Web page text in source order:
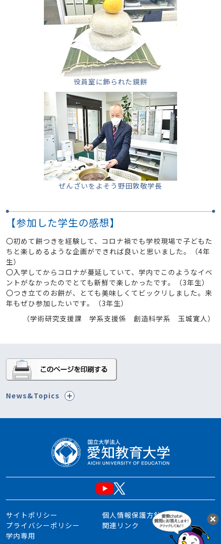
役員室に飾られた鏡餅
ぜんざいをよそう野田敦敬学長
【参加した学生の感想】
〇初めて餅つきを経験して、コロナ禍でも学校現場で子どもた
ちと楽しめるような企画ができれば良いと思いました。（4年
生）
〇入学してからコロナが蔓延していて、学内でこのようなイベ
ントがなかったのでとても新鮮で楽しかったです。（3年生）
〇つき立てのお餅が、とても美味しくてビックリしました。来
年もぜひ参加したいです。（3年生）
（学術研究支援課 学系支援係 創造科学系 玉城寛人）
News&Topics
サイトポリシー
個人情報保護方針
プライバシーポリシー
関連リンク
学内専用